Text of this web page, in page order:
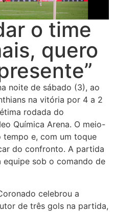
o time
quero
noite de sábado (3), ao
na vitória por 4 a 2
rodada do
Química Arena. O meio-
tempo e, com um toque
do confronto. A partida
sob o comando de
celebrou a
de três gols na partida,